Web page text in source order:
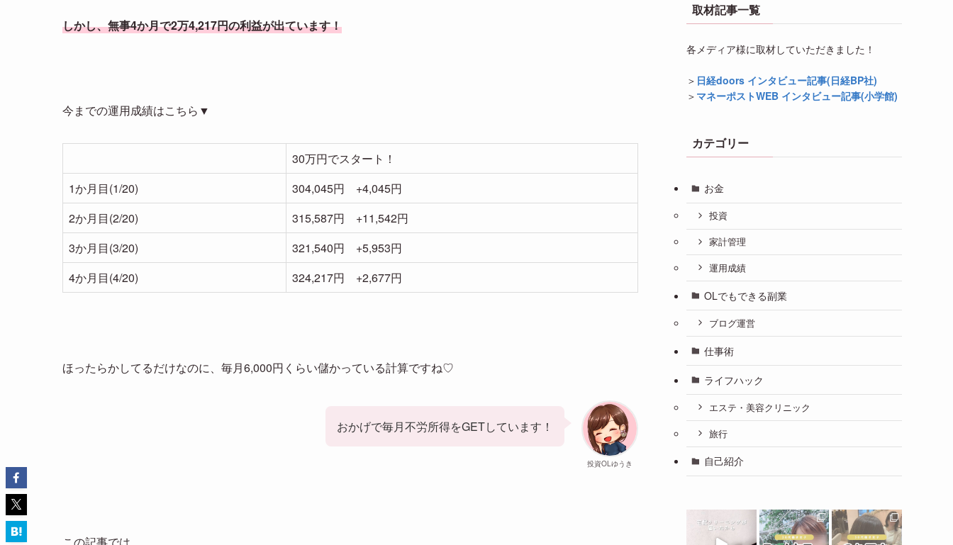
しかし、無事4か月で2万4,217円の利益が出ています！
今までの運用成績はこちら▼
30万円でスタート！
1か月目(1/20)
304,045円 +4,045円
2か月目(2/20)
315,587円 +11,542円
3か月目(3/20)
321,540円 +5,953円
4か月目(4/20)
324,217円 +2,677円
ほったらかしてるだけなのに、毎月6,000円くらい儲かっている計算ですね♡
投資OLゆうき
おかげで毎月不労所得をGETしています！
この記事では、
取材記事一覧
各メディア様に取材していただきました！
＞ 日経doors インタビュー記事(日経BP社)
＞ マネーポストWEB インタビュー記事(小学館)
カテゴリー
お金
投資
家計管理
運用成績
OLでもできる副業
ブログ運営
仕事術
ライフハック
エステ・美容クリニック
旅行
自己紹介